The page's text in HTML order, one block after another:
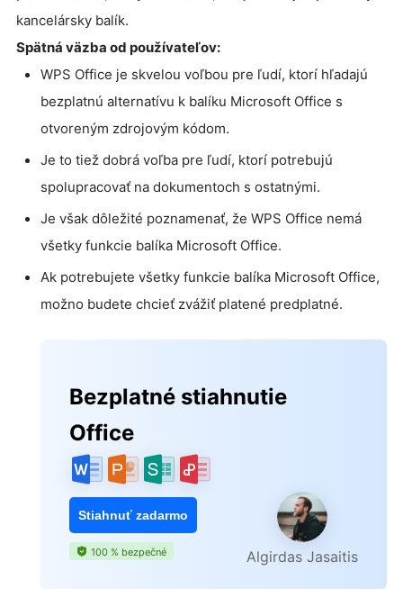
kancelársky balík.
Spätná väzba od používateľov:
WPS Office je skvelou voľbou pre ľudí, ktorí hľadajú
bezplatnú alternatívu k balíku Microsoft Office s
otvoreným zdrojovým kódom.
Je to tiež dobrá voľba pre ľudí, ktorí potrebujú
spolupracovať na dokumentoch s ostatnými.
Je však dôležité poznamenať, že WPS Office nemá
všetky funkcie balíka Microsoft Office.
Ak potrebujete všetky funkcie balíka Microsoft Office,
možno budete chcieť zvážiť platené predplatné.
Bezplatné stiahnutie
Office
Stiahnuť zadarmo
100 % bezpečné Algirdas Jasaitis